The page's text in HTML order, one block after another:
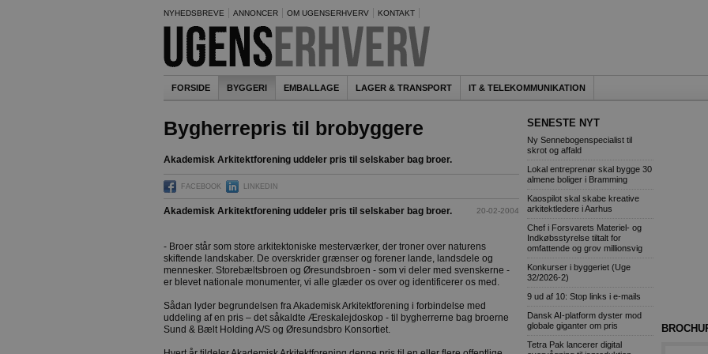
NYHEDSBREVE ANNONCER OM UGENSERHVERV KONTAKT
FORSIDE BYGGERI EMBALLAGE LAGER & TRANSPORT IT & TELEKOMMUNIKATION
Bygherrepris til brobyggere
Akademisk Arkitektforening uddeler pris til selskaber bag broer.
FACEBOOK LINKEDIN
20-02-2004
Akademisk Arkitektforening uddeler pris til selskaber bag broer.
- Broer står som store arkitektoniske mesterværker, der troner over naturens
skiftende landskaber. De overskrider grænser og forener lande, landsdele og
mennesker. Storebæltsbroen og Øresundsbroen - som vi deler med svenskerne -
er blevet nationale monumenter, vi alle glæder os over og identificerer os med.
Sådan lyder begrundelsen fra Akademisk Arkitektforening i forbindelse med
uddeling af en pris – det såkaldte Æreskalejdoskop - til bygherrerne bag broerne
Sund & Bælt Holding A/S og Øresundsbro Konsortiet.
SENESTE NYT
Ny Sennebogenspecialist til
skrot og affald
Lokal entreprenør skal bygge 30
almene boliger i Bramming
Kaospilot skal skabe kreative
arkitektledere i Aarhus
Chef i Forsvarets Materiel- og
Indkøbsstyrelse tiltalt for
omfattende og grov millionsvig
Konkurser i byggeriet (Uge
32/2026-2)
9 ud af 10: Stop links i e-mails
Dansk AI-platform dyster mod
globale giganter om pris
Tetra Pak lancerer digital